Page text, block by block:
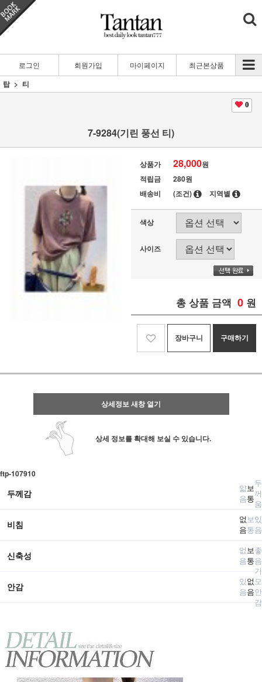
로그인 회원가입 마이페이지 최근본상품
탑 티
0
7-9284(기린 풍선 티)
상품가 28,000원
적립금
280원
배송비
(조건) 지역별
색상
사이즈
총 상품 금액 0 원
장바구니 구매하기
상세정보 새창 열기
상세 정보를 확대해 보실 수 있습니다.
ftp-107910
두께감
얇
음
보
통
두
꺼
움
비침
없
음
보
통
있
음
신축성
없
음
보
통
좋
음
안감
있
음
없
음
기
모
안
감